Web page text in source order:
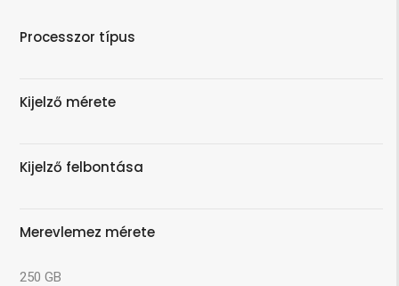
Processzor típus
Kijelző mérete
Kijelző felbontása
Merevlemez mérete
250 GB